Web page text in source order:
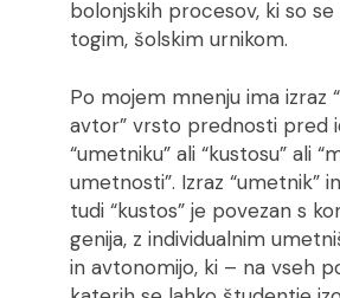
bolonjskih procesov, ki so se
togim, šolskim urnikom.
Po mojem mnenju ima izraz
avtor” vrsto prednosti pred
“umetniku” ali “kustosu” ali
umetnosti”. Izraz “umetnik”
tudi “kustos” je povezan s
genija, z individualnim
in avtonomijo, ki – na vseh